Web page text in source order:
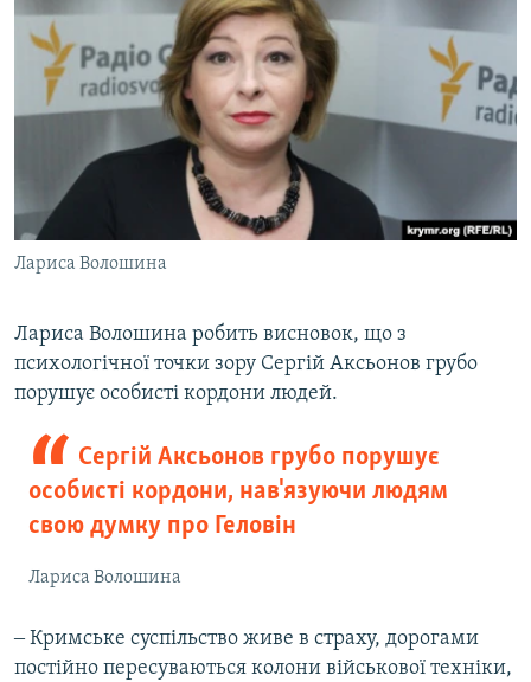
Лариса Волошина
Лариса Волошина робить висновок, що з
психологічної точки зору Сергій Аксьонов грубо
порушує особисті кордони людей.
Сергій Аксьонов грубо порушує
особисті кордони, нав'язуючи людям
свою думку про Геловін
Лариса Волошина
‒ Кримське суспільство живе в страху, дорогами
постійно пересуваються колони військової техніки,